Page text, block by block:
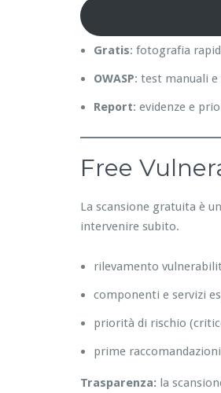
Gratis: fotografia
OWASP: test manuali
Report: evidenze e
Free
La scansione gratuita è
intervenire subito.
rilevamento
componenti e servizi
priorità di rischio
prime
Trasparenza: la